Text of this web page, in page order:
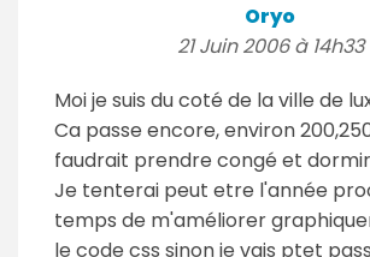
Oryo
21 Juin 2006 à 14h33
Moi je suis du coté de la ville de
Ca passe encore, environ
faudrait prendre congé et
Je tenterai peut etre l'année
temps de m'améliorer
le code css sinon je vais ptet